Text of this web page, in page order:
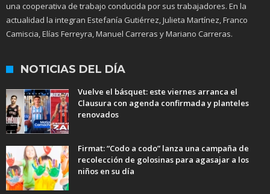
una cooperativa de trabajo conducida por sus trabajadores. En la
actualidad la integran Estefanía Gutiérrez, Julieta Martínez, Franco
Camiscia, Elías Ferreyra, Manuel Carreras y Mariano Carreras.
NOTICIAS DEL DÍA
Vuelve el básquet: este viernes arranca el
Clausura con agenda confirmada y planteles
renovados
Firmat: “Codo a codo” lanza una campaña de
recolección de golosinas para agasajar a los
niños en su día